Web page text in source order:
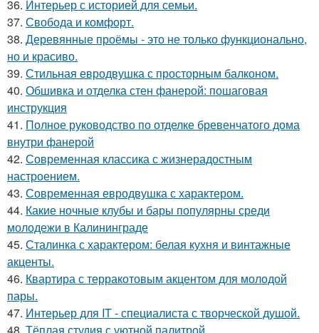
36. Интерьер с историей для семьи.
37. Свобода и комфорт.
38. Деревянные проёмы - это не только функционально,
но и красиво.
39. Стильная евродвушка с просторным балконом.
40. Обшивка и отделка стен фанерой: пошаговая
инструкция
41. Полное руководство по отделке бревенчатого дома
внутри фанерой
42. Современная классика с жизнерадостным
настроением.
43. Современная евродвушка с характером.
44. Какие ночные клубы и бары популярны среди
молодежи в Калининграде
45. Сталинка с характером: белая кухня и винтажные
акценты.
46. Квартира с терракотовым акцентом для молодой
пары.
47. Интерьер для IT - специалиста с творческой душой.